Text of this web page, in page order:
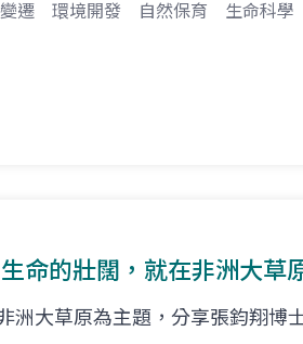
遷 環境開發 自然保育 生命科學
生命的壯闊，就在非洲大草
洲大草原為主題，分享張鈞翔博